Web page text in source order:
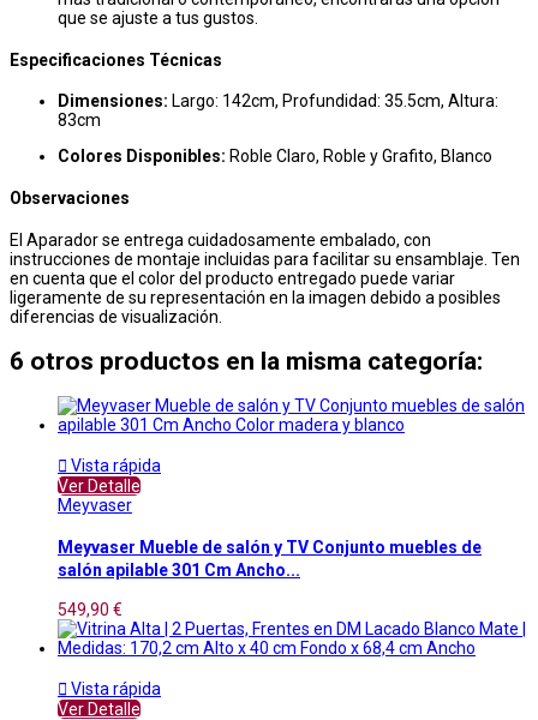
que se ajuste a tus gustos.
Especificaciones Técnicas
Dimensiones: Largo: 142cm, Profundidad: 35.5cm, Altura:
83cm
Colores Disponibles: Roble Claro, Roble y Grafito, Blanco
Observaciones
El Aparador se entrega cuidadosamente embalado, con
instrucciones de montaje incluidas para facilitar su ensamblaje. Ten
en cuenta que el color del producto entregado puede variar
ligeramente de su representación en la imagen debido a posibles
diferencias de visualización.
6 otros productos en la misma categoría:
 Vista rápida
Ver Detalle
Meyvaser
Meyvaser Mueble de salón y TV Conjunto muebles de
salón apilable 301 Cm Ancho...
549,90 €
 Vista rápida
Ver Detalle